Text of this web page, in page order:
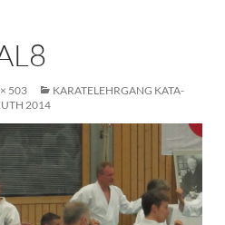
503
KARATELEHRGANG KATA-
2014